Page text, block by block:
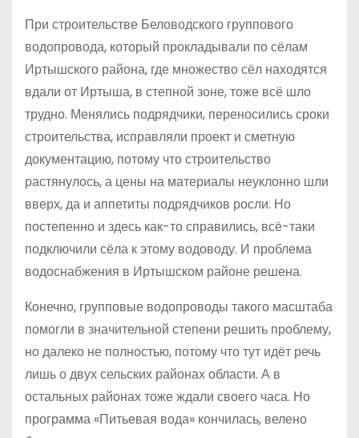
При строительстве Беловодского группового
водопровода, который прокладывали по сёлам
Иртышского района, где множество сёл находятся
вдали от Иртыша, в степной зоне, тоже всё шло
трудно. Менялись подрядчики, переносились сроки
строительства, исправляли проект и сметную
документацию, потому что строительство
растянулось, а цены на материалы неуклонно шли
вверх, да и аппетиты подрядчиков росли. Но
постепенно и здесь как-то справились, всё-таки
подключили сёла к этому водоводу. И проблема
водоснабжения в Иртышском районе решена.
Конечно, групповые водопроводы такого масштаба
помогли в значительной степени решить проблему,
но далеко не полностью, потому что тут идёт речь
лишь о двух сельских районах области. А в
остальных районах тоже ждали своего часа. Но
программа «Питьевая вода» кончилась, велено